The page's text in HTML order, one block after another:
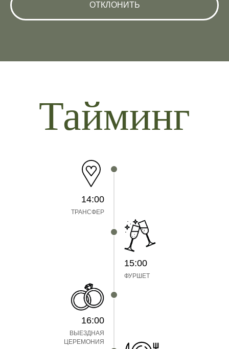
ОТКЛОНИТЬ
Тайминг
15:00
ФУРШЕТ
ТРАНСФЕР
14:00
ВЫЕЗДНАЯ
ЦЕРЕМОНИЯ
16:00